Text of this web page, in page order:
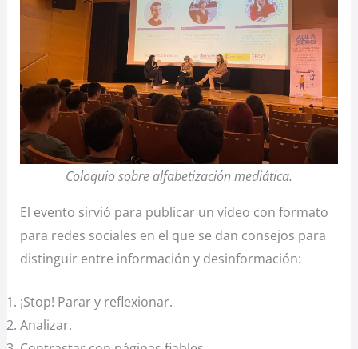
Coloquio sobre alfabetización mediática.
El evento sirvió para publicar un vídeo con formato
para redes sociales en el que se dan consejos para
distinguir entre información y desinformación:
¡Stop! Parar y reflexionar.
Analizar.